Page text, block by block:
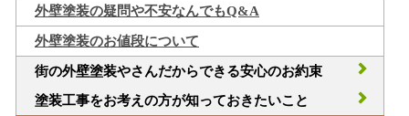
外壁塗装の疑問や不安なんでもQ&A
外壁塗装のお値段について
街の外壁塗装やさんだからできる安心のお約束
塗装工事をお考えの方が知っておきたいこと